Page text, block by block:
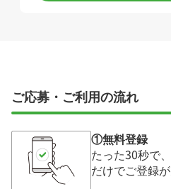
ご応募・ご利用の流れ
①無料登録
たった30秒で
だけでご登録